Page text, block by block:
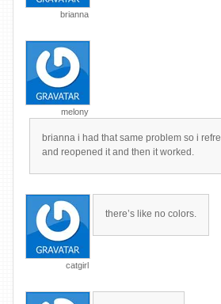
brianna
melony
brianna i had that same problem so i
and reopened it and then it worked.
catgirl
there’s like no colors.